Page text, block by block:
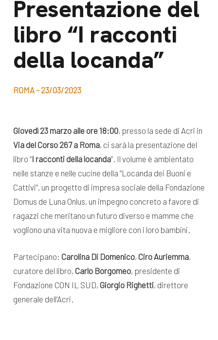
Presentazione del
libro “I racconti
della locanda”
ROMA - 23/03/2023
Giovedì 23 marzo alle ore 18:00, presso la sede di Acri in
Via del Corso 267 a Roma, ci sarà la presentazione del
libro “I racconti della locanda“. Il volume è ambientato
nelle stanze e nelle cucine della “Locanda dei Buoni e
Cattivi”, un progetto di impresa sociale della Fondazione
Domus de Luna Onlus, un impegno concreto a favore di
ragazzi che meritano un futuro diverso e mamme che
vogliono una vita nuova e migliore con i loro bambini.
Partecipano: Carolina Di Domenico, Ciro Auriemma,
curatore del libro, Carlo Borgomeo, presidente di
Fondazione CON IL SUD, Giorgio Righetti, direttore
generale dell’Acri.
Lavora con noi
Bilancio di
missione
News e
appuntamenti
Appuntamenti
dal Sud
Campagne
Libri e
pubblicazioni
e blog progetti
Seguici sui social: